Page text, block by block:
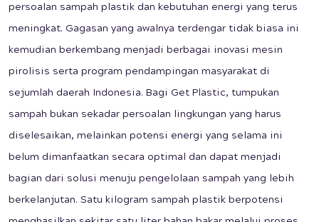
persoalan sampah plastik dan kebutuhan energi yang terus
meningkat. Gagasan yang awalnya terdengar tidak biasa ini
kemudian berkembang menjadi berbagai inovasi mesin
pirolisis serta program pendampingan masyarakat di
sejumlah daerah Indonesia. Bagi Get Plastic, tumpukan
sampah bukan sekadar persoalan lingkungan yang harus
diselesaikan, melainkan potensi energi yang selama ini
belum dimanfaatkan secara optimal dan dapat menjadi
bagian dari solusi menuju pengelolaan sampah yang lebih
berkelanjutan. Satu kilogram sampah plastik berpotensi